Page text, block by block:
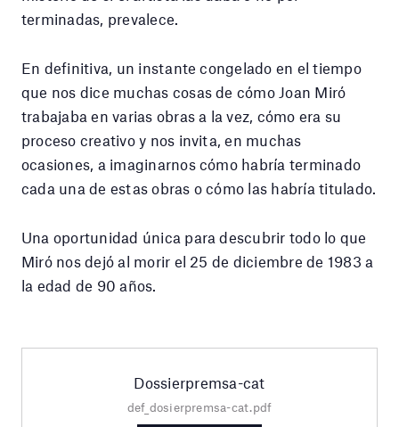
terminadas, prevalece.
En definitiva, un instante congelado en el tiempo
que nos dice muchas cosas de cómo Joan Miró
trabajaba en varias obras a la vez, cómo era su
proceso creativo y nos invita, en muchas
ocasiones, a imaginarnos cómo habría terminado
cada una de estas obras o cómo las habría titulado.
Una oportunidad única para descubrir todo lo que
Miró nos dejó al morir el 25 de diciembre de 1983 a
la edad de 90 años.
Dossierpremsa-cat
def_dosierpremsa-cat.pdf